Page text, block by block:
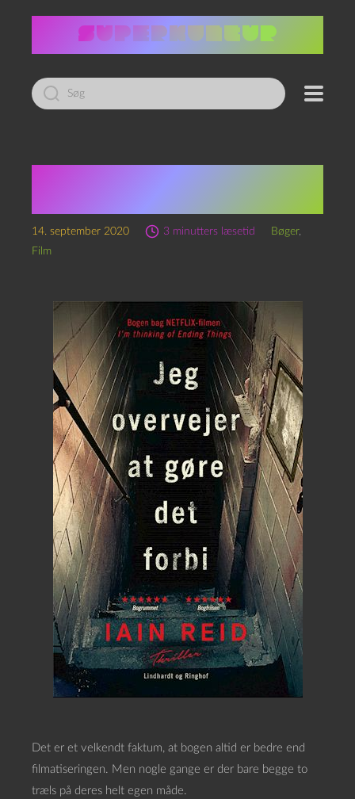
Led
efter:
14. september 2020 3 minutters læsetid Bøger,
Film
Det er et velkendt faktum, at bogen altid er bedre end
filmatiseringen. Men nogle gange er der bare begge to
træls på deres helt egen måde.